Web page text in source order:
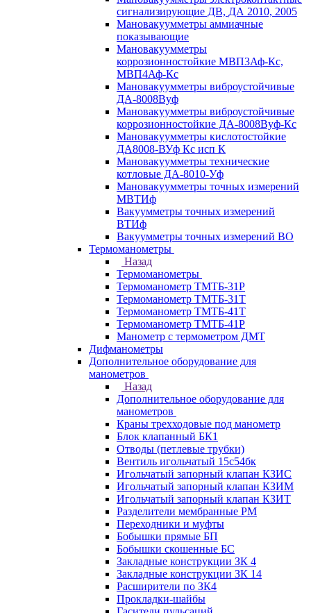
сигнализирующие ДВ, ДА 2010, 2005
Мановакуумметры аммиачные
показывающие
Мановакуумметры
коррозионностойкие МВП3Аф-Кс,
МВП4Аф-Кс
Мановакуумметры виброустойчивые
ДА-8008Вуф
Мановакуумметры виброустойчивые
коррозионностойкие ДА-8008Вуф-Кс
Мановакуумметры кислотостойкие
ДА8008-ВУф Кс исп К
Мановакуумметры технические
котловые ДА-8010-Уф
Мановакуумметры точных измерений
МВТИф
Вакуумметры точных измерений
ВТИф
Вакуумметры точных измерений ВО
Термоманометры
Назад
Термоманометры
Термоманометр ТМТБ-31Р
Термоманометр ТМТБ-31Т
Термоманометр ТМТБ-41Т
Термоманометр ТМТБ-41Р
Манометр с термометром ДМТ
Дифманометры
Дополнительное оборудование для
манометров
Назад
Дополнительное оборудование для
манометров
Краны трехходовые под манометр
Блок клапанный БК1
Отводы (петлевые трубки)
Вентиль игольчатый 15с54бк
Игольчатый запорный клапан КЗИС
Игольчатый запорный клапан КЗИМ
Игольчатый запорный клапан КЗИТ
Разделители мембранные РМ
Переходники и муфты
Бобышки прямые БП
Бобышки скошенные БС
Закладные конструкции ЗК 4
Закладные конструкции ЗК 14
Расширители по ЗК4
Прокладки-шайбы